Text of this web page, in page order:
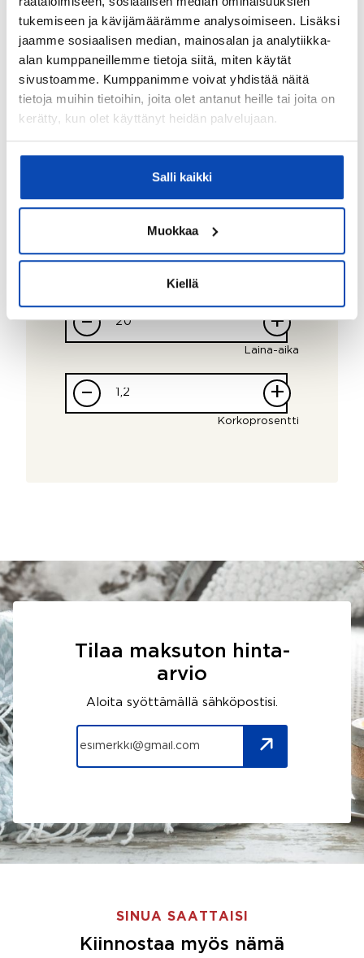
tukemiseen ja kävijämäärämme analysoimiseen. Lisäksi
jaamme sosiaalisen median, mainosalan ja analytiikka-
alan kumppaneillemme tietoja siitä, miten käytät
sivustoamme. Kumppanimme voivat yhdistää näitä
tietoja muihin tietoihin, joita olet antanut heille tai joita on
kerätty, kun olet käyttänyt heidän palvelujaan.
Salli kaikki
Muokkaa
Kiellä
Lainalaskuri
Kuukausierä 277€ / kk
Asunnon velaton hinta
– +
Laina-aika
– +
Korkoprosentti
Tilaa maksuton hinta-
arvio
Aloita syöttämällä sähköpostisi.
SINUA SAATTAISI
Kiinnostaa myös nämä